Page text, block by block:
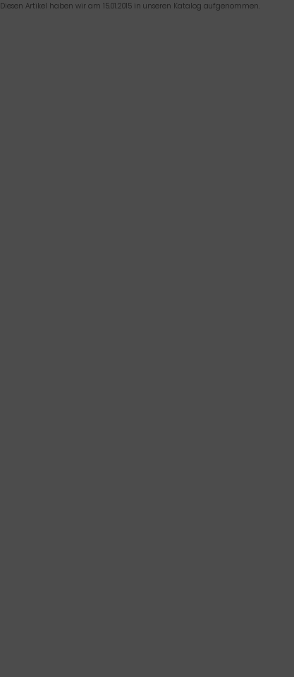
Diesen Artikel haben wir am 15.01.2015 in unseren Katalog aufgenommen.